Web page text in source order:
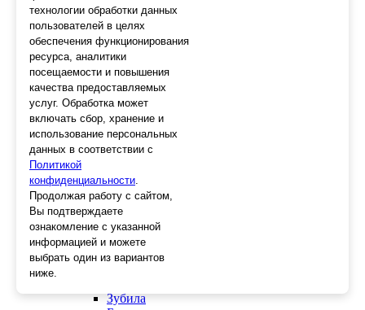
Ножницы электрика
Стопорные кольца
Съемники стопорных колец
Пинцеты
Магниты
Клещи для изоляции
Кабелерезы
Гайкорезы
Зажимы ручные
Подшипники
Тиски
Плоскогубцы
Отвертки
Ножницы по металлу
Напильники, рашпили
Наборы инструментов
Кусачки
Зубила
технологии обработки данных
пользователей в целях
обеспечения функционирования
ресурса, аналитики
посещаемости и повышения
качества предоставляемых
услуг. Обработка может
включать сбор, хранение и
использование персональных
данных в соответствии с
Политикой
конфиденциальности.
Продолжая работу с сайтом,
Вы подтверждаете
ознакомление с указанной
информацией и можете
выбрать один из вариантов
ниже.